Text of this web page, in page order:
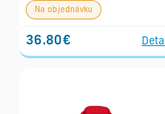
Na objednávku
36.80€